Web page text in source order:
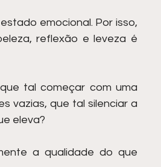
emocional. Por isso,
reflexão e leveza é
tal começar com uma
vazias, que tal silenciar a
eleva?
a qualidade do que